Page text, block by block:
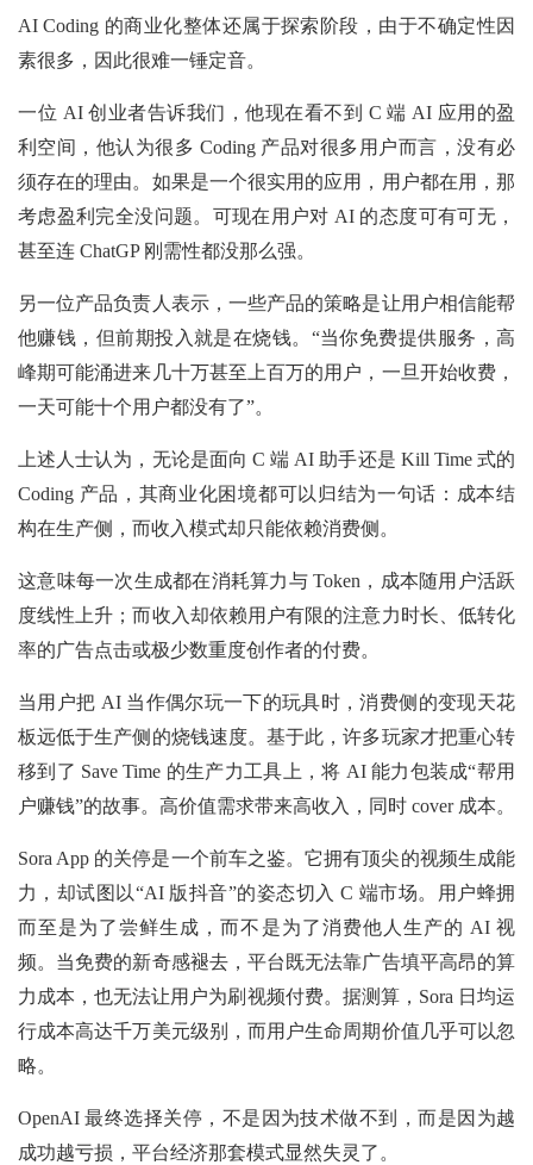
AI Coding 的商业化整体还属于探索阶段，由于不确定性因
素很多，因此很难一锤定音。
一位 AI 创业者告诉我们，他现在看不到 C 端 AI 应用的盈
利空间，他认为很多 Coding 产品对很多用户而言，没有必
须存在的理由。如果是一个很实用的应用，用户都在用，那
考虑盈利完全没问题。可现在用户对 AI 的态度可有可无，
甚至连 ChatGP 刚需性都没那么强。
另一位产品负责人表示，一些产品的策略是让用户相信能帮
他赚钱，但前期投入就是在烧钱。“当你免费提供服务，高
峰期可能涌进来几十万甚至上百万的用户，一旦开始收费，
一天可能十个用户都没有了”。
上述人士认为，无论是面向 C 端 AI 助手还是 Kill Time 式的
Coding 产品，其商业化困境都可以归结为一句话：成本结
构在生产侧，而收入模式却只能依赖消费侧。
这意味每一次生成都在消耗算力与 Token，成本随用户活跃
度线性上升；而收入却依赖用户有限的注意力时长、低转化
率的广告点击或极少数重度创作者的付费。
当用户把 AI 当作偶尔玩一下的玩具时，消费侧的变现天花
板远低于生产侧的烧钱速度。基于此，许多玩家才把重心转
移到了 Save Time 的生产力工具上，将 AI 能力包装成“帮用
户赚钱”的故事。高价值需求带来高收入，同时 cover 成本。
Sora App 的关停是一个前车之鉴。它拥有顶尖的视频生成能
力，却试图以“AI 版抖音”的姿态切入 C 端市场。用户蜂拥
而至是为了尝鲜生成，而不是为了消费他人生产的 AI 视
频。当免费的新奇感褪去，平台既无法靠广告填平高昂的算
力成本，也无法让用户为刷视频付费。据测算，Sora 日均运
行成本高达千万美元级别，而用户生命周期价值几乎可以忽
略。
OpenAI 最终选择关停，不是因为技术做不到，而是因为越
成功越亏损，平台经济那套模式显然失灵了。